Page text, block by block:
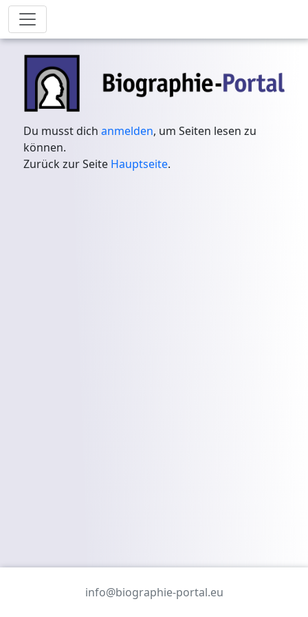
Du musst dichanmelden, um Seiten lesen zu
können.
Zurück zur Seite Hauptseite.
info@biographie-portal.eu